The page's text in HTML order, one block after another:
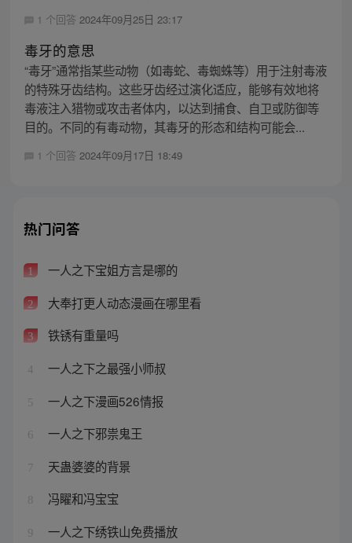
1 个回答 2024年09月25日 23:17
毒牙的意思
“毒牙”通常指某些动物（如毒蛇、毒蜘蛛等）用于注射毒液
的特殊牙齿结构。这些牙齿经过演化适应，能够有效地将
毒液注入猎物或攻击者体内，以达到捕食、自卫或防御等
目的。不同的有毒动物，其毒牙的形态和结构可能会...
1 个回答 2024年09月17日 18:49
热门问答
1 一人之下宝姐方言是哪的
2 大奉打更人动态漫画在哪里看
3 铁锈有重量吗
4 一人之下之最强小师叔
5 一人之下漫画526情报
6 一人之下邪祟鬼王
7 天蛊婆婆的背景
8 冯矅和冯宝宝
9 一人之下绣铁山免费播放